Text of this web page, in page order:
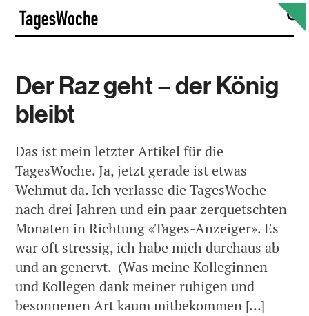
Skip
content
Der Raz geht – der König
bleibt
Das ist mein letzter Artikel für die
TagesWoche. Ja, jetzt gerade ist etwas
Wehmut da. Ich verlasse die TagesWoche
nach drei Jahren und ein paar zerquetschten
Monaten in Richtung «Tages-Anzeiger». Es
war oft stressig, ich habe mich durchaus ab
und an genervt. (Was meine Kolleginnen
und Kollegen dank meiner ruhigen und
besonnenen Art kaum mitbekommen […]